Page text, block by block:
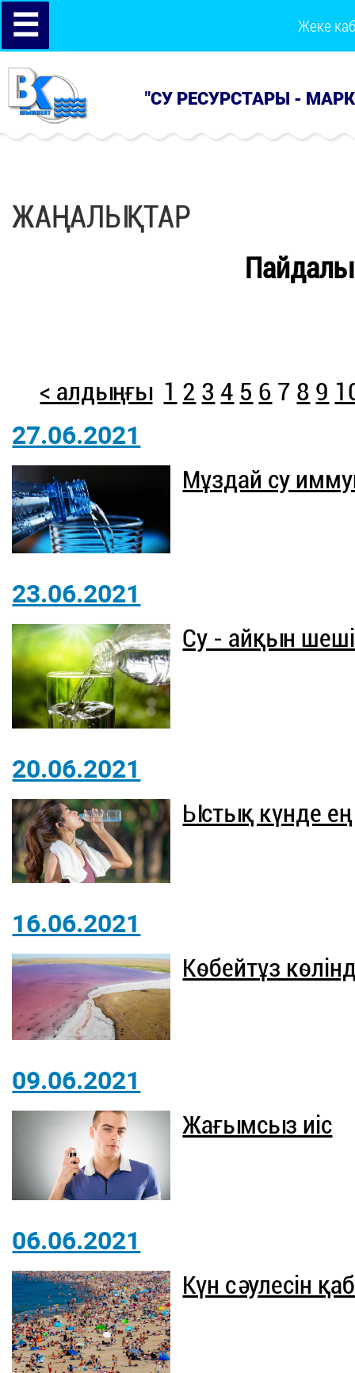
☰ Жеке
"СУ РЕСУРСТАРЫ -
ЖАҢАЛЫҚТАР
Пайдалы
< алдыңғы 1 2 3 4 5 6 7 8 9
27.06.2021
Мұздай су
23.06.2021
Су - айқын
20.06.2021
Ыстық күнде
16.06.2021
Көбейтұз
09.06.2021
Жағымсыз иіс
06.06.2021
Күн сәулесін